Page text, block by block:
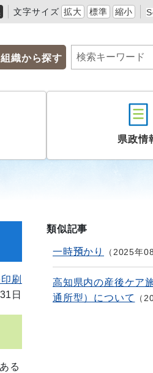
文字サイズ 拡大 標準 縮小
組織から探す
県政情
刷
日
る
類似記事
一時預かり 2025年
高知県内の産後ケア
通所型）について